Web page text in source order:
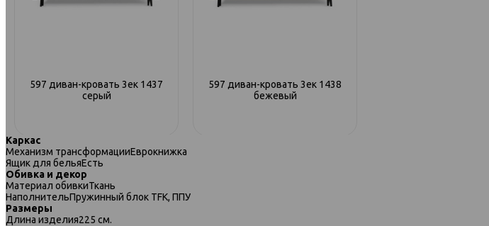
597 диван-кровать 3ек 1437
серый
597 диван-кровать 3ек 1438
бежевый
Каркас
Механизм трансформацииЕврокнижка
Ящик для бельяЕсть
Обивка и декор
Материал обивкиТкань
НаполнительПружинный блок TFK, ППУ
Размеры
Длина изделия225 см.